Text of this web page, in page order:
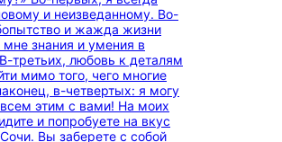
и неизведанному. Во-
и жажда жизни
мне знания и умения в
третьих, любовь к деталям
мимо того, чего многие
в-четвертых: я могу
всем этим с вами! На моих
и попробуете на вкус
Вы заберете с собой